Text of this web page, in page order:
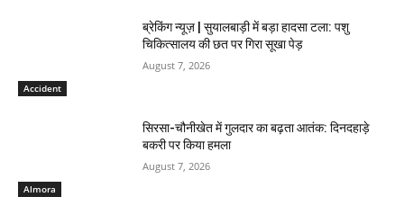
Accident
ब्रेकिंग न्यूज़ | सुयालबाड़ी में बड़ा हादसा टला: पशु
चिकित्सालय की छत पर गिरा सूखा पेड़
August 7, 2026
Almora
सिरसा-चौनीखेत में गुलदार का बढ़ता आतंक: दिनदहाड़े
बकरी पर किया हमला
August 7, 2026